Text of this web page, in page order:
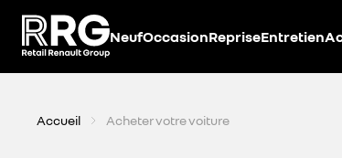
NeufOccasionRepriseEntretien
Accueil Acheter votre voiture